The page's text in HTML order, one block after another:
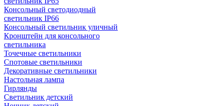
Консольный светодиодный
светильник IP66
Консольный светильник уличный
Кронштейн для консольного
светильника
Точечные светильники
Спотовые светильники
Декоративные светильники
Настольная лампа
Гирлянды
Светильник детский